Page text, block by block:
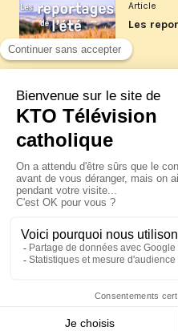
Article
Les
La visite
XIV à
jeudi 6
Le pape
Pérou
© KTO 2026 —